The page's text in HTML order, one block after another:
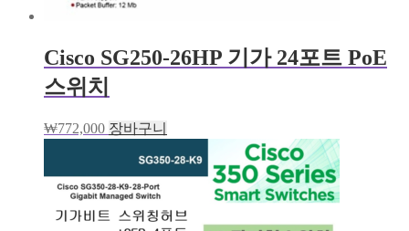
Cisco SG250-26HP 기가 24포트 PoE
스위치
₩772,000 장바구니